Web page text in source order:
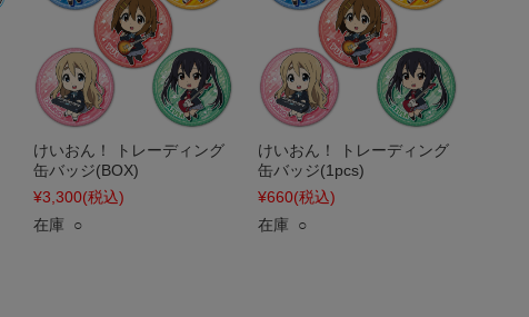
けいおん！ トレーディング
缶バッジ(BOX)
¥3,300(税込)
在庫 ○
けいおん！ トレーディング
缶バッジ(1pcs)
¥660(税込)
在庫 ○